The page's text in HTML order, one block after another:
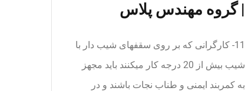
| گروه مهندس پلاس
11- کارگرانی که بر روی سقفهای شیب دار با
شیب بیش از 20 درجه کار میکنند باید مجهز
به کمربند ایمنی و طناب نجات باشند و در